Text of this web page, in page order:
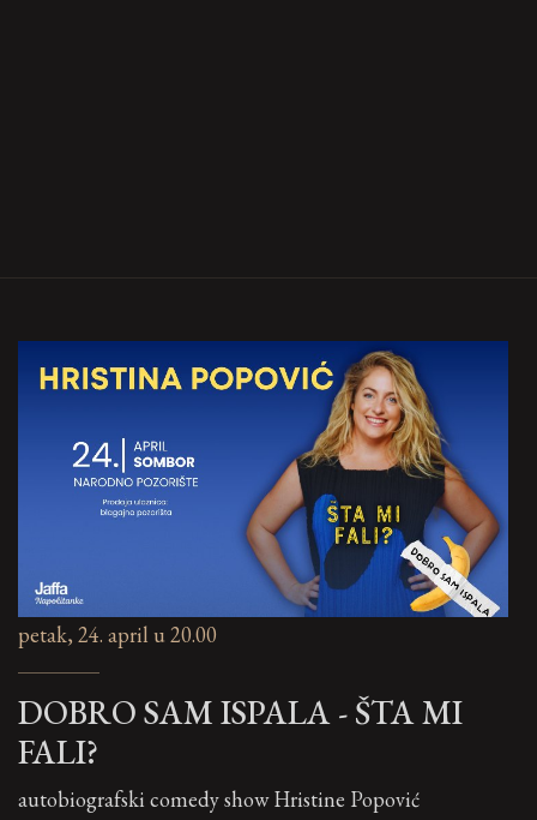
petak, 24. april u 20.00
DOBRO SAM ISPALA - ŠTA MI
FALI?
autobiografski comedy show Hristine Popović